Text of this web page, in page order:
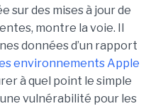
sur des mises à jour de
montre la voie. Il
données d’un rapport
environnements Apple
à quel point le simple
vulnérabilité pour les